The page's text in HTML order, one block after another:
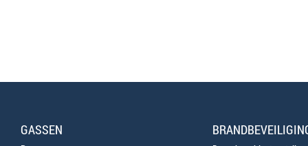
GASSEN